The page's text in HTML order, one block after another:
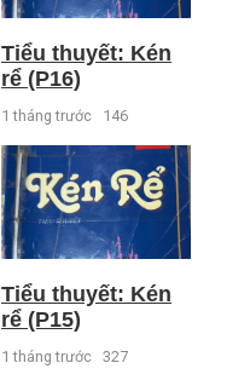
Tiểu thuyết: Kén
rể (P16)
1 tháng trước 146
Tiểu thuyết: Kén
rể (P15)
1 tháng trước 327